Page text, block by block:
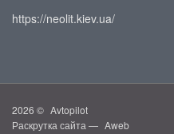
https://neolit.kiev.ua/
2026 © Avtopilot
Раскрутка сайта — Aweb